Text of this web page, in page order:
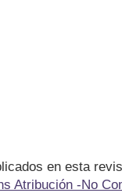
en esta
Atribución -No